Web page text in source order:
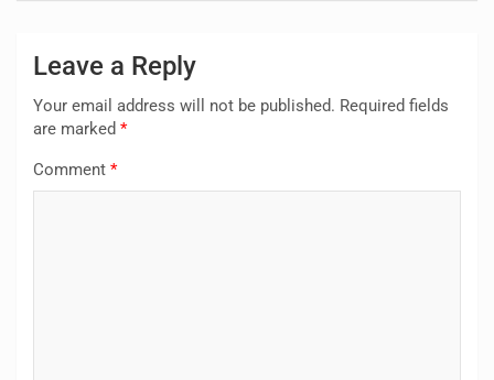
Leave a Reply
Your email address will not be published. Required fields
are marked *
Comment *